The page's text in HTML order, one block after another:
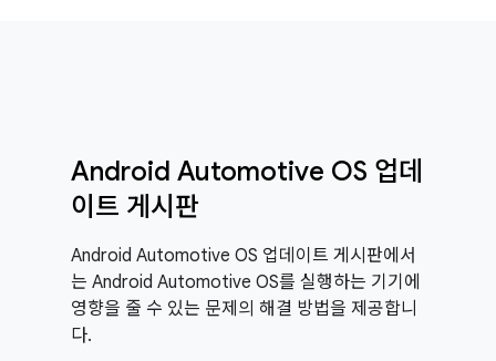
Android Automotive OS 업데
이트 게시판
Android Automotive OS 업데이트 게시판에서
는 Android Automotive OS를 실행하는 기기에
영향을 줄 수 있는 문제의 해결 방법을 제공합니
다.